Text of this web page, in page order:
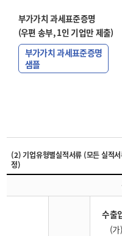
부가가치 과세표준증명
(우편 송부, 1인 기업만 제출)
부가가치 과세표준증명
샘플
(2) 기업유형별실적서류 (모든 실적
정)
수출
(가